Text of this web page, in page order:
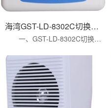
海湾GST-LD-8302C切换模块
一、GST-LD-8302C切换模块概述： GST-LD-8302C切换模块（以下简称模块），主要用于重要设备的启动、停动控制。...